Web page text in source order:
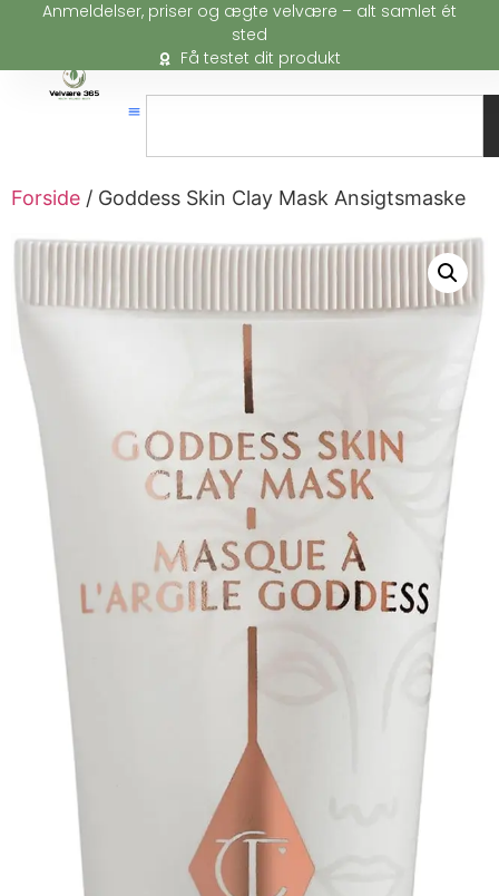
Anmeldelser, priser og ægte velvære – alt samlet ét
sted
Få testet dit produkt
Forside / Goddess Skin Clay Mask Ansigtsmaske